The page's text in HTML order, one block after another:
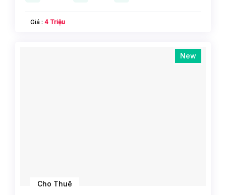
Giá : 4 Triệu
Cho Thuê
New